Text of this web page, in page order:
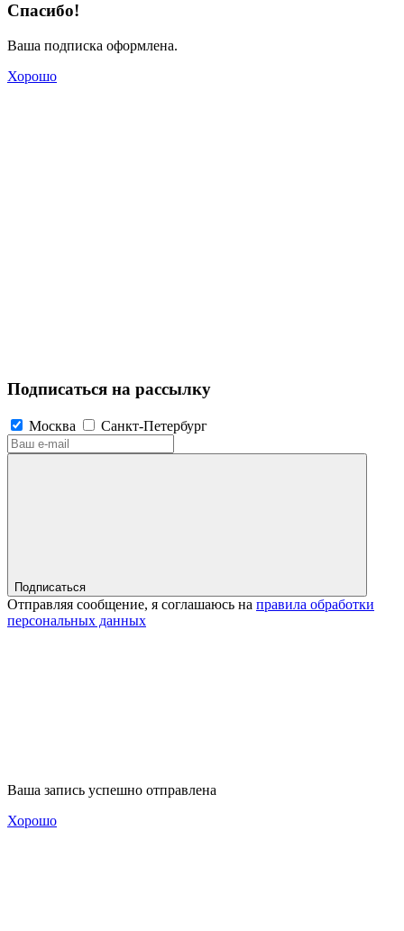
Спасибо!
Ваша подписка оформлена.
Хорошо
Подписаться на рассылку
Москва Санкт-Петербург
Подписаться
Отправляя сообщение, я соглашаюсь на правила обработки
персональных данных
Ваша запись успешно отправлена
Хорошо